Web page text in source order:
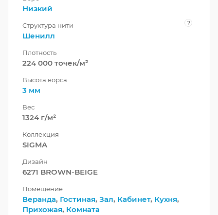
Низкий
Структура нити ?
Шенилл
Плотность
224 000 точек/м²
Высота ворса
3 мм
Вес
1324 г/м²
Коллекция
SIGMA
Дизайн
6271 BROWN-BEIGE
Помещение
Веранда, Гостиная, Зал, Кабинет, Кухня,
Прихожая, Комната